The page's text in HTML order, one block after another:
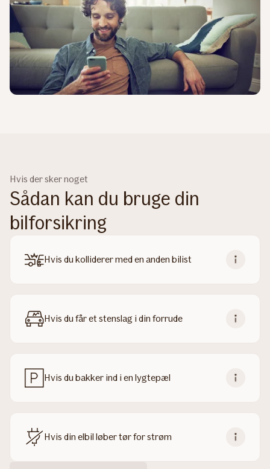
Hvis der sker noget
Sådan kan du bruge din
bilforsikring
Hvis du kolliderer med en anden bilist
Hvis du får et stenslag i din forrude
Hvis du bakker ind i en lygtepæl
Hvis din elbil løber tør for strøm